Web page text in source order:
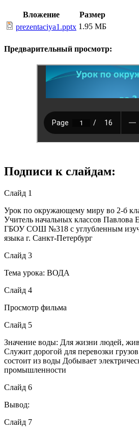
Вложение
Размер
prezentaciya1.pptx 1.95 МБ
Предварительный просмотр:
Подписи к слайдам:
Слайд 1
Урок по окружающему миру во 2-б
Учитель начальных классов Павлова
ГБОУ СОШ №318 с углубленным
языка г. Санкт-Петербург
Слайд 3
Тема урока: ВОДА
Слайд 4
Просмотр фильма
Слайд 5
Значение воды: Для жизни людей,
Служит дорогой для перевозки
состоит из воды Добывает
промышленности
Слайд 6
Вывод:
Слайд 7